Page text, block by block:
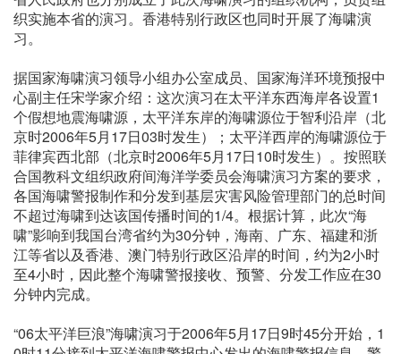
织实施本省的演习。香港特别行政区也同时开展了海啸演
习。
据国家海啸演习领导小组办公室成员、国家海洋环境预报中
心副主任宋学家介绍：这次演习在太平洋东西海岸各设置1
个假想地震海啸源，太平洋东岸的海啸源位于智利沿岸（北
京时2006年5月17日03时发生）；太平洋西岸的海啸源位于
菲律宾西北部（北京时2006年5月17日10时发生）。按照联
合国教科文组织政府间海洋学委员会海啸演习方案的要求，
各国海啸警报制作和分发到基层灾害风险管理部门的总时间
不超过海啸到达该国传播时间的1/4。根据计算，此次“海
啸”影响到我国台湾省约为30分钟，海南、广东、福建和浙
江等省以及香港、澳门特别行政区沿岸的时间，约为2小时
至4小时，因此整个海啸警报接收、预警、分发工作应在30
分钟内完成。
“06太平洋巨浪”海啸演习于2006年5月17日9时45分开始，1